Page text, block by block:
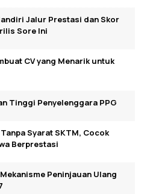
Jalur Prestasi dan Skor
Sore Ini
CV yang Menarik untuk
Tinggi Penyelenggara PPG
Syarat SKTM, Cocok
Berprestasi
Peninjauan Ulang